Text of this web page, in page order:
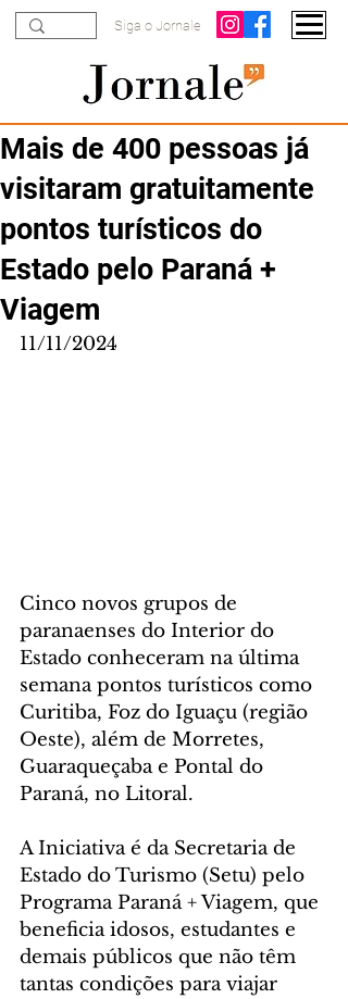
Siga o Jornale
Mais de 400 pessoas já
visitaram gratuitamente
pontos turísticos do
Estado pelo Paraná +
Viagem
11/11/2024
Cinco novos grupos de
paranaenses do Interior do
Estado conheceram na última
semana pontos turísticos como
Curitiba, Foz do Iguaçu (região
Oeste), além de Morretes,
Guaraqueçaba e Pontal do
Paraná, no Litoral.
A Iniciativa é da Secretaria de
Estado do Turismo (Setu) pelo
Programa Paraná + Viagem, que
beneficia idosos, estudantes e
demais públicos que não têm
tantas condições para viajar